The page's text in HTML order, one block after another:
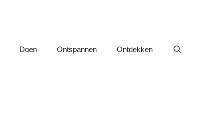
Doen Ontspannen Ontdekken